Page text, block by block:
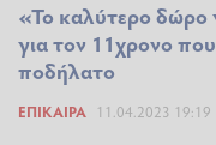
«Το καλύτερο δώρο
για τον 11χρονο
ποδήλατο
ΕΠΊΚΑΙΡΑ 11.04.2023 19:19